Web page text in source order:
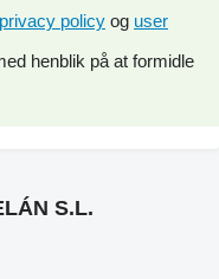
privacy policy og user
henblik på at formidle
S.L.